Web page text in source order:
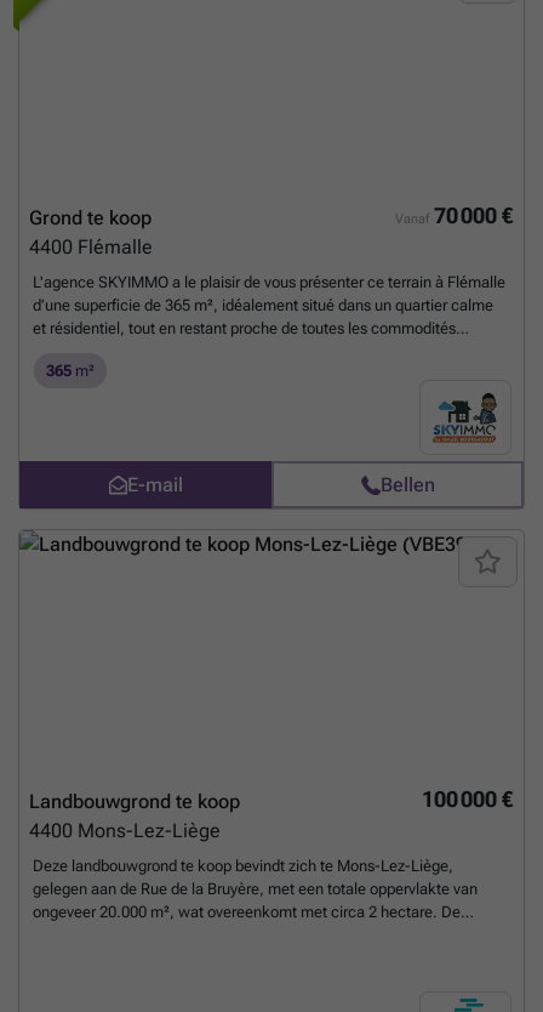
Vanaf 70 000 €
Grond te koop
4400 Flémalle
L'agence SKYIMMO a le plaisir de vous présenter ce terrain à Flémalle
d’une superficie de 365 m², idéalement situé dans un quartier calme
et résidentiel, tout en restant proche de toutes les commodités
offrant de nombreuses possibilités de construction selon vos envies :
maison individuelle, projet contemporain ou traditionnel. Un cadre
agréable pour concrétiser votre projet de vie, alliant tranquillité et
praticité au quotidien. 📍 Environnement recherché 📐 Superficie : 365
m² 🏡 Liberté totale de conception Intéressé par ce projet ou envie
d’une estimation gratuite de votre bien ? Téléphone : ### Email :
### Site web : ### SKYIMMO – Votre partenaire de confiance dans
l’immobilier. Informations fournies à titre indicatif et non
contractuelles. Cette annonce ne constitue pas une offre.
365 m²
E-mail Bellen
100 000 €
Landbouwgrond te koop
4400 Mons-Lez-Liège
Deze landbouwgrond te koop bevindt zich te Mons-Lez-Liège,
gelegen aan de Rue de la Bruyère, met een totale oppervlakte van
ongeveer 20.000 m², wat overeenkomt met circa 2 hectare. De
oppervlakte bevestigt deze afmetingen en biedt een heldere basis voor